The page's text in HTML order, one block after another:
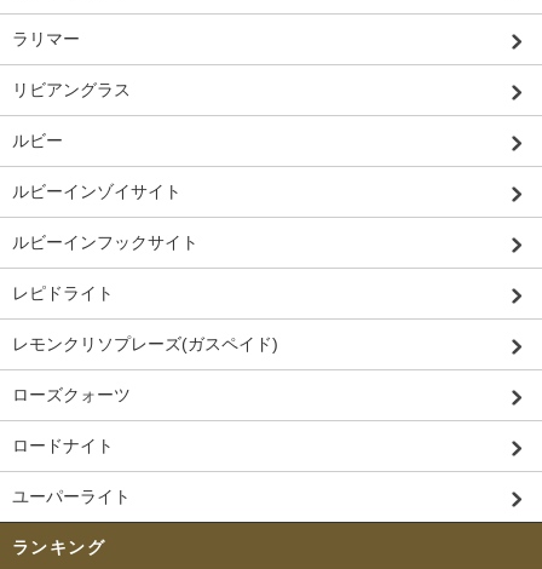
ラリマー
リビアングラス
ルビー
ルビーインゾイサイト
ルビーインフックサイト
レピドライト
レモンクリソプレーズ(ガスペイド)
ローズクォーツ
ロードナイト
ユーパーライト
ランキング